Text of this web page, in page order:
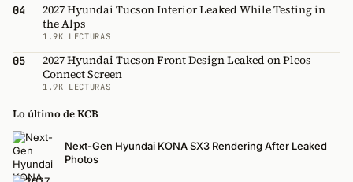
04
2027 Hyundai Tucson Interior Leaked While Testing in
the Alps
1.9K LECTURAS
05
2027 Hyundai Tucson Front Design Leaked on Pleos
Connect Screen
1.9K LECTURAS
Lo último de KCB
Next-Gen Hyundai KONA SX3 Rendering After Leaked
Photos